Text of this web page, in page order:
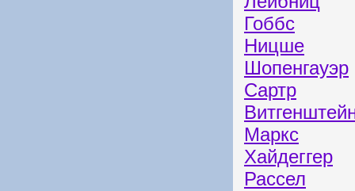
Гоббс
Ницше
Шопенгауэр
Сартр
Маркс
Хайдеггер
Рассел